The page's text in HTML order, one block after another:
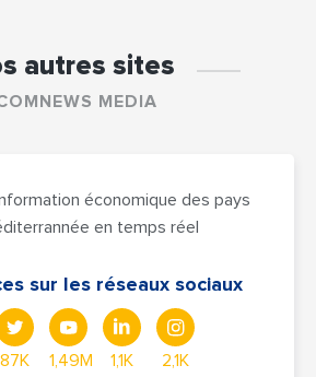
autres sites
MEDIA
économique des pays
en temps réel
sur les réseaux sociaux
87K 1,49M 1,1K 2,1K